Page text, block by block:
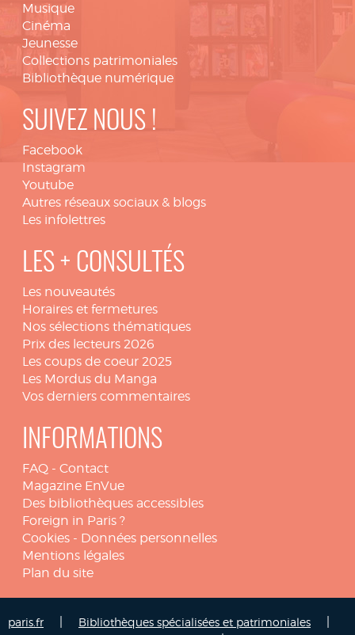
Musique
Cinéma
Jeunesse
Collections patrimoniales
Bibliothèque numérique
SUIVEZ NOUS !
Facebook
Instagram
Youtube
Autres réseaux sociaux & blogs
Les infolettres
LES + CONSULTÉS
Les nouveautés
Horaires et fermetures
Nos sélections thématiques
Prix des lecteurs 2026
Les coups de coeur 2025
Les Mordus du Manga
Vos derniers commentaires
INFORMATIONS
FAQ - Contact
Magazine EnVue
Des bibliothèques accessibles
Foreign in Paris ?
Cookies - Données personnelles
Mentions légales
Plan du site
paris.fr Bibliothèques spécialisées et patrimoniales